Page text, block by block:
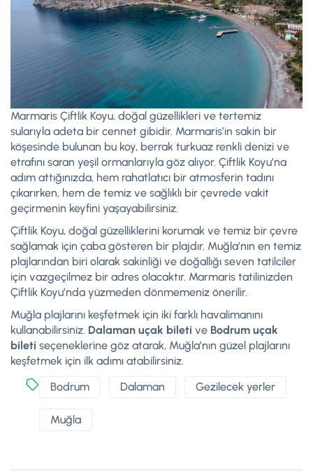
Marmaris Çiftlik Koyu, doğal güzellikleri ve tertemiz
sularıyla adeta bir cennet gibidir. Marmaris’in sakin bir
köşesinde bulunan bu koy, berrak turkuaz renkli denizi ve
etrafını saran yeşil ormanlarıyla göz alıyor. Çiftlik Koyu’na
adım attığınızda, hem rahatlatıcı bir atmosferin tadını
çıkarırken, hem de temiz ve sağlıklı bir çevrede vakit
geçirmenin keyfini yaşayabilirsiniz.
Çiftlik Koyu, doğal güzelliklerini korumak ve temiz bir çevre
sağlamak için çaba gösteren bir plajdır. Muğla’nın en temiz
plajlarından biri olarak sakinliği ve doğallığı seven tatilciler
için vazgeçilmez bir adres olacaktır. Marmaris tatilinizden
Çiftlik Koyu’nda yüzmeden dönmemeniz önerilir.
Muğla plajlarını keşfetmek için iki farklı havalimanını
kullanabilirsiniz. Dalaman uçak bileti ve Bodrum uçak
bileti seçeneklerine göz atarak, Muğla’nın güzel plajlarını
keşfetmek için ilk adımı atabilirsiniz.
Bodrum
Dalaman Gezilecek yerler
Muğla